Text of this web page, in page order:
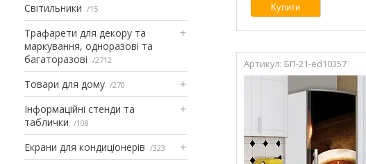
Світильники 15
Трафарети для декору та
маркування, одноразові та
багаторазові
2712
Товари для дому 270
Інформаційні стенди та
таблички
108
Екрани для кондиціонерів 323
Купити
БП-21-ed10357